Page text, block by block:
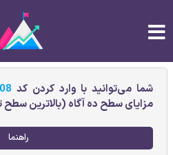
شما می‌توانید با وارد کردن کد
مزایای سطح ده آگاه (بالاترین
راهنما